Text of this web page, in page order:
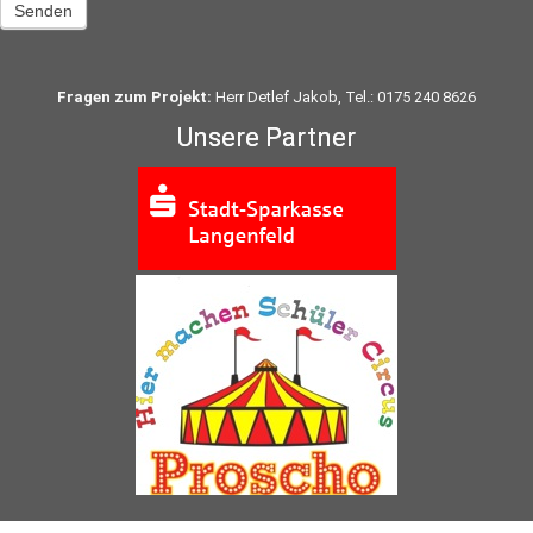
Senden
Fragen zum Projekt: Herr Detlef Jakob, Tel.: 0175 240 8626
Unsere Partner